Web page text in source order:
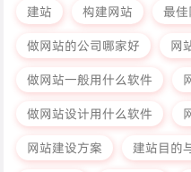
建站
构建网站
最
做网站的公司哪家好
网
做网站一般用什么软件
做网站设计用什么软件
网站建设方案
建站目的